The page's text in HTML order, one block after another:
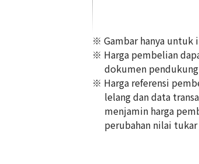
Tasaki lapis lazuli pearl
Referensi Harga
103.242.953
※ Gambar hanya untuk
※ Harga pembelian
dokumen
※ Harga referensi
lelang dan data
menjamin harga
perubahan nilai